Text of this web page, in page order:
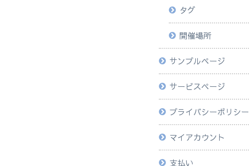
タグ
開催場所
サンプルページ
サービスページ
プライバシーポリシー
マイアカウント
支払い